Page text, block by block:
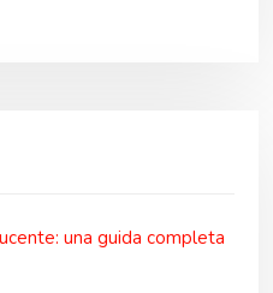
una guida completa